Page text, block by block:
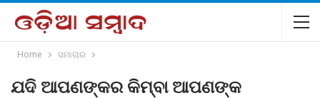
Home ସମାଚାର
ଯଦି ଆପଣଙ୍କର କିମ୍ବା ଆପଣଙ୍କ